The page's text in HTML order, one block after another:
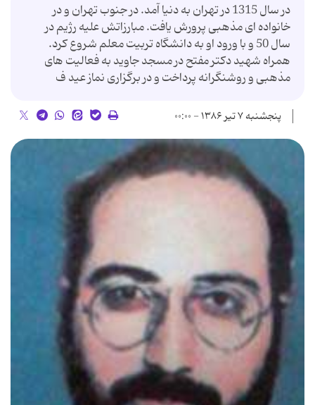
در سال 1315 در تهران به دنیا آمد. در جنوب تهران و در
خانواده ای مذهبی پرورش یافت. مبارزاتش علیه رژیم در
سال 50 و با ورود او به دانشگاه تربیت معلم شروع کرد.
همراه شهید دکتر مفتح در مسجد جاوید به فعالیت های
مذهبی و روشنگرانه پرداخت و در برگزاری نماز عید ف
پنجشنبه ۷ تیر ۱۳۸۶ - ۰۰:۰۰